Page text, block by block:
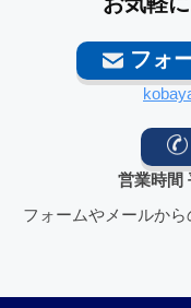
フォ
営業時間
フォームやメールか